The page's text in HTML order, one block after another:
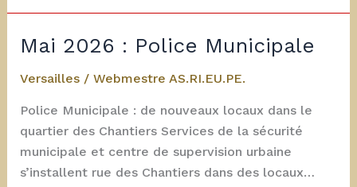
2025
la
CNIL.
Mai 2026 : Police Municipale
Versailles/ Webmestre AS.RI.EU.PE.
Police Municipale : de nouveaux locaux dans le
quartier des Chantiers Services de la sécurité
municipale et centre de supervision urbaine
s’installent rue des Chantiers dans des locaux…